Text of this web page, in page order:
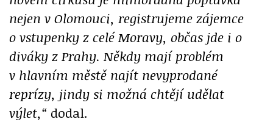
nejen v Olomouci, registrujeme zájemce
o vstupenky z celé Moravy, občas jde i o
diváky z Prahy. Někdy mají problém
v hlavním městě najít nevyprodané
reprízy, jindy si možná chtějí udělat
výlet,“ dodal.